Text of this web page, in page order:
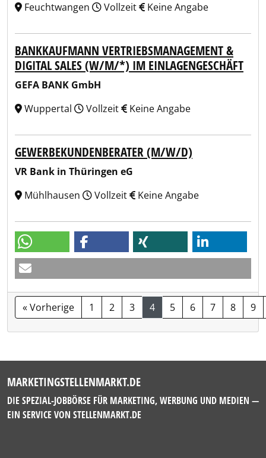
Feuchtwangen Vollzeit Keine Angabe
BANKKAUFMANN VERTRIEBSMANAGEMENT &
DIGITAL SALES (W/M/*) IM EINLAGENGESCHÄFT
GEFA BANK GmbH
Wuppertal
Vollzeit Keine Angabe
GEWERBEKUNDENBERATER (M/W/D)
VR Bank in Thüringen eG
Mühlhausen
Vollzeit Keine Angabe
« Vorherige 1 2 3 4 5 6 7 8 9
MARKETINGSTELLENMARKT.DE
DIE SPEZIAL-JOBBÖRSE FÜR MARKETING, WERBUNG UND MEDIEN —
EIN SERVICE VON STELLENMARKT.DE